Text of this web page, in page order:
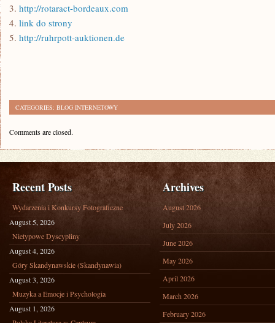
3. http://rotaract-bordeaux.com
4. link do strony
5. http://ruhrpott-auktionen.de
CATEGORIES: BLOG INTERNETOWY
Comments are closed.
Recent Posts
Wydarzenia i Konkursy Fotograficzne
August 5, 2026
Nietypowe Dyscypliny
August 4, 2026
Góry Skandynawskie (Skandynawia)
August 3, 2026
Muzyka a Emocje i Psychologia
August 1, 2026
Archives
August 2026
July 2026
June 2026
May 2026
April 2026
March 2026
February 2026